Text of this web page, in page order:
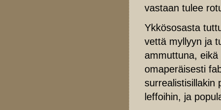
vastaan tulee
Ykkösosasta
vettä myllyyn ja
ammuttuna,
omaperäisesti
surrealistisillakin
leffoihin, ja